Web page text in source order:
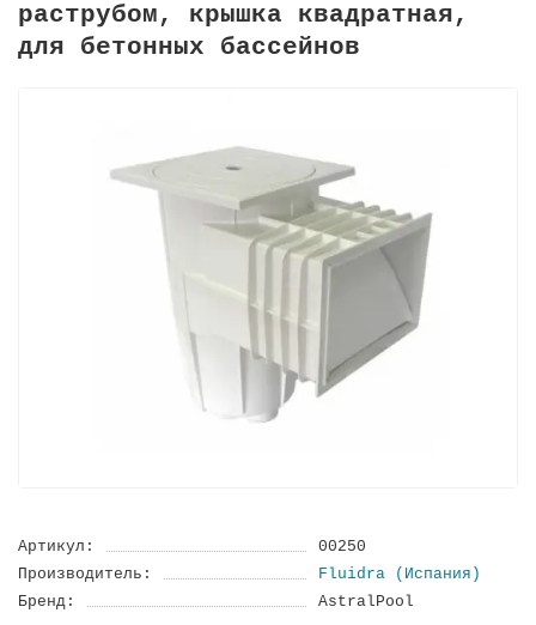
раструбом, крышка квадратная,
для бетонных бассейнов
Артикул:
00250
Производитель:
Fluidra (Испания)
Бренд:
AstralPool